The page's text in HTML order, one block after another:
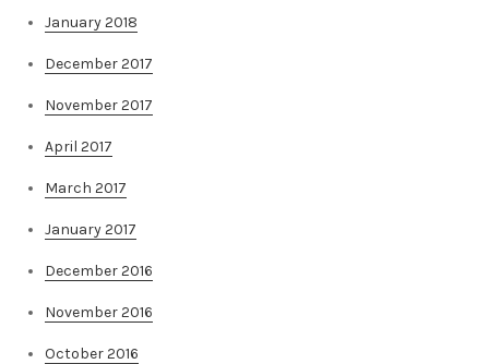
January 2018
December 2017
November 2017
April 2017
March 2017
January 2017
December 2016
November 2016
October 2016